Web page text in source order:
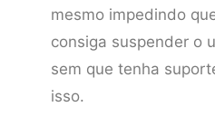
mesmo impedindo
consiga suspender o
sem que tenha
isso.